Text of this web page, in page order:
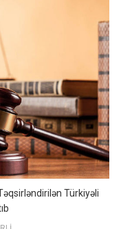
Türkiyəli